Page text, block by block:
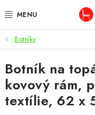
na
VÝPREDAJ
NOVINKY
OBÝVACIA IZBA
Botníky
Botník na
kovový rám,
textílie, 62 x